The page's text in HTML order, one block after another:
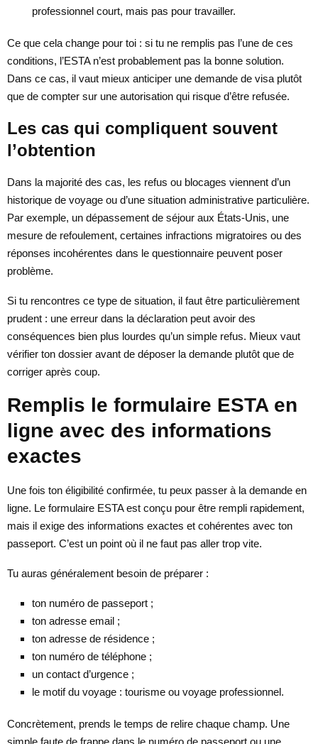
professionnel court, mais pas pour travailler.
Ce que cela change pour toi : si tu ne remplis pas l’une de ces
conditions, l’ESTA n’est probablement pas la bonne solution.
Dans ce cas, il vaut mieux anticiper une demande de visa plutôt
que de compter sur une autorisation qui risque d’être refusée.
Les cas qui compliquent souvent
l’obtention
Dans la majorité des cas, les refus ou blocages viennent d’un
historique de voyage ou d’une situation administrative particulière.
Par exemple, un dépassement de séjour aux États-Unis, une
mesure de refoulement, certaines infractions migratoires ou des
réponses incohérentes dans le questionnaire peuvent poser
problème.
Si tu rencontres ce type de situation, il faut être particulièrement
prudent : une erreur dans la déclaration peut avoir des
conséquences bien plus lourdes qu’un simple refus. Mieux vaut
vérifier ton dossier avant de déposer la demande plutôt que de
corriger après coup.
Remplis le formulaire ESTA en
ligne avec des informations
exactes
Une fois ton éligibilité confirmée, tu peux passer à la demande en
ligne. Le formulaire ESTA est conçu pour être rempli rapidement,
mais il exige des informations exactes et cohérentes avec ton
passeport. C’est un point où il ne faut pas aller trop vite.
Tu auras généralement besoin de préparer :
ton numéro de passeport ;
ton adresse email ;
ton adresse de résidence ;
ton numéro de téléphone ;
un contact d’urgence ;
le motif du voyage : tourisme ou voyage professionnel.
Concrètement, prends le temps de relire chaque champ. Une
simple faute de frappe dans le numéro de passeport ou une